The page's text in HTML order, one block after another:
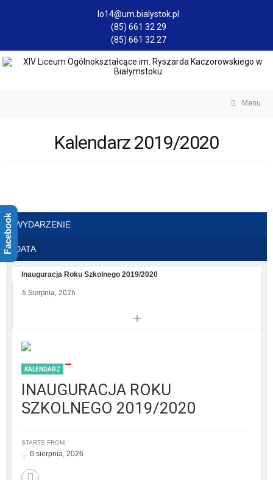
lo14@um.bialystok.pl
(85) 661 32 29
(85) 661 32 27
Menu
Kalendarz 2019/2020
WYDARZENIE
DATA
Inauguracja Roku Szkolnego 2019/2020
6 Sierpnia, 2026
+
KALENDARZ
INAUGURACJA ROKU
SZKOLNEGO 2019/2020
STARTS FROM
6 sierpnia, 2026
Facebook